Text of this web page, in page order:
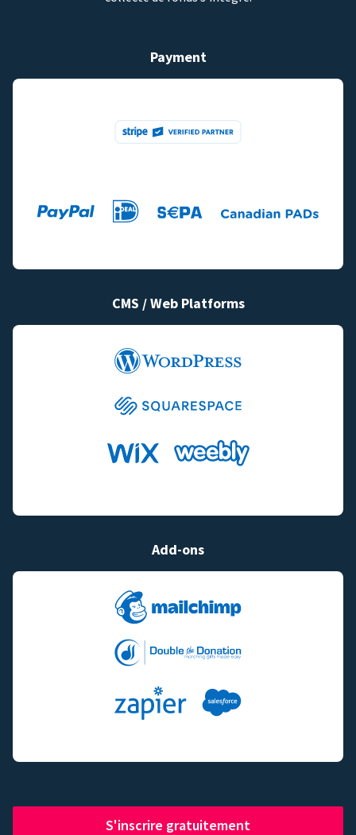
Payment
CMS / Web Platforms
Add-ons
S'inscrire gratuitement